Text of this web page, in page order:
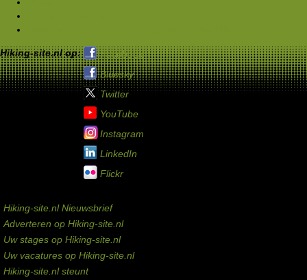
Hiking-site.nl op:
Facebook
Bluesky
Twitter
YouTube
Instagram
LinkedIn
Flickr
Hiking-site.nl Nieuwsbrief
Adverteren op Hiking-site.nl
Uw stages op Hiking-site.nl
Uw vacatures op Hiking-site.nl
Hiking-site.nl steunt